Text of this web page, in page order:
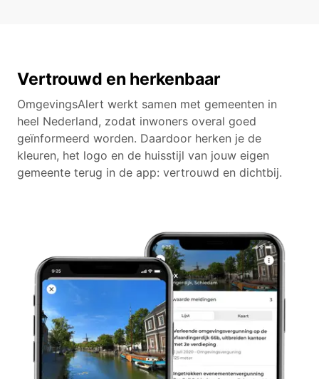
Vertrouwd en herkenbaar
OmgevingsAlert werkt samen met gemeenten in
heel Nederland, zodat inwoners overal goed
geïnformeerd worden. Daardoor herken je de
kleuren, het logo en de huisstijl van jouw eigen
gemeente terug in de app: vertrouwd en dichtbij.